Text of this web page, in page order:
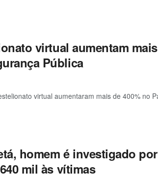
virtual aumentam
Pública
virtual aumentaram mais de 400% no
homem é investigado
mil às vítimas